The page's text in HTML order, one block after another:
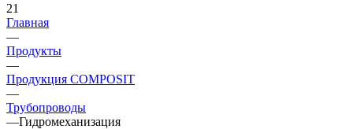
21
Главная
—
Продукты
—
Продукция COMPOSIT
—
Трубопроводы
—Гидромеханизация